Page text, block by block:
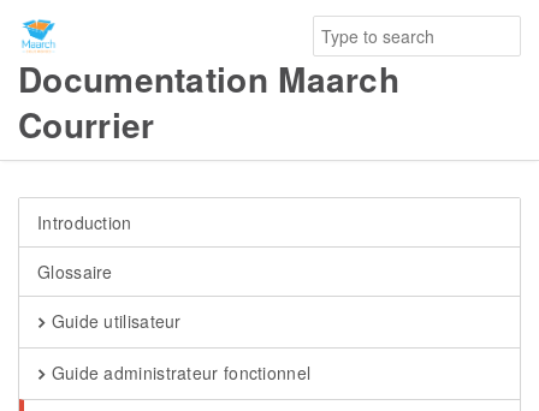
Documentation Maarch
Courrier
Introduction
Glossaire
Guide utilisateur
Guide administrateur fonctionnel